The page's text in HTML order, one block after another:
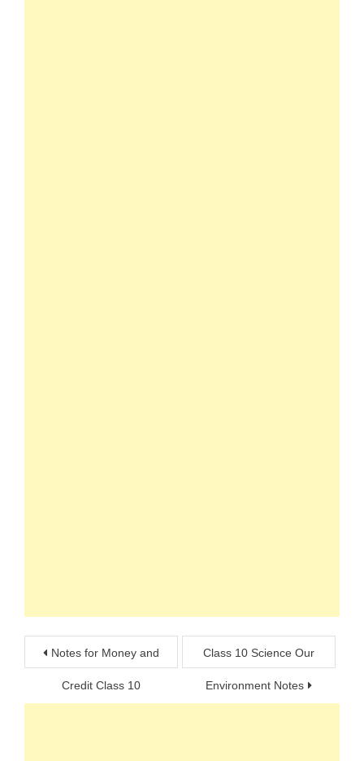
Post
navigation
Notes for Money and
Credit Class 10
Class 10 Science Our
Environment Notes